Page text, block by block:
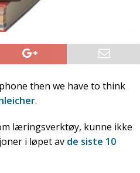
then we have to think
.
læringsverktøy, kunne ikke
i løpet av de siste 10